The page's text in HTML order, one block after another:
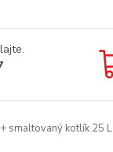
smaltovaný kotlík 25 L